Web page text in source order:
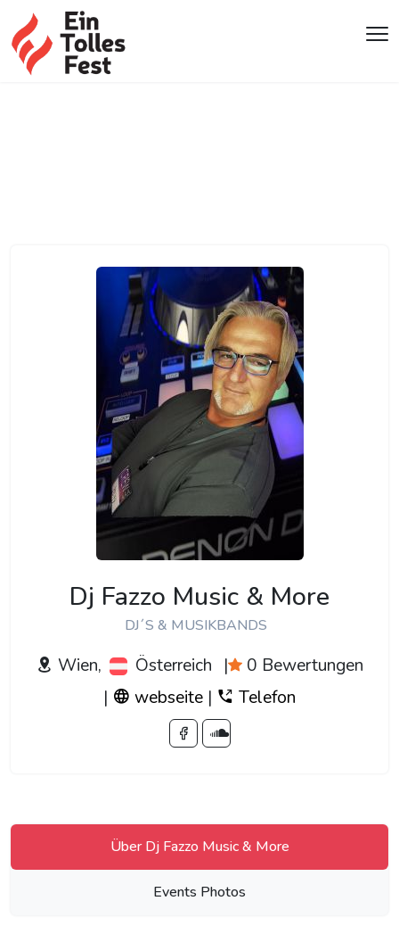
Dj Fazzo Music & More
DJ´S & MUSIKBANDS
Wien, Österreich |
0 Bewertungen
|
webseite | Telefon
Über Dj Fazzo Music & More
Events Photos